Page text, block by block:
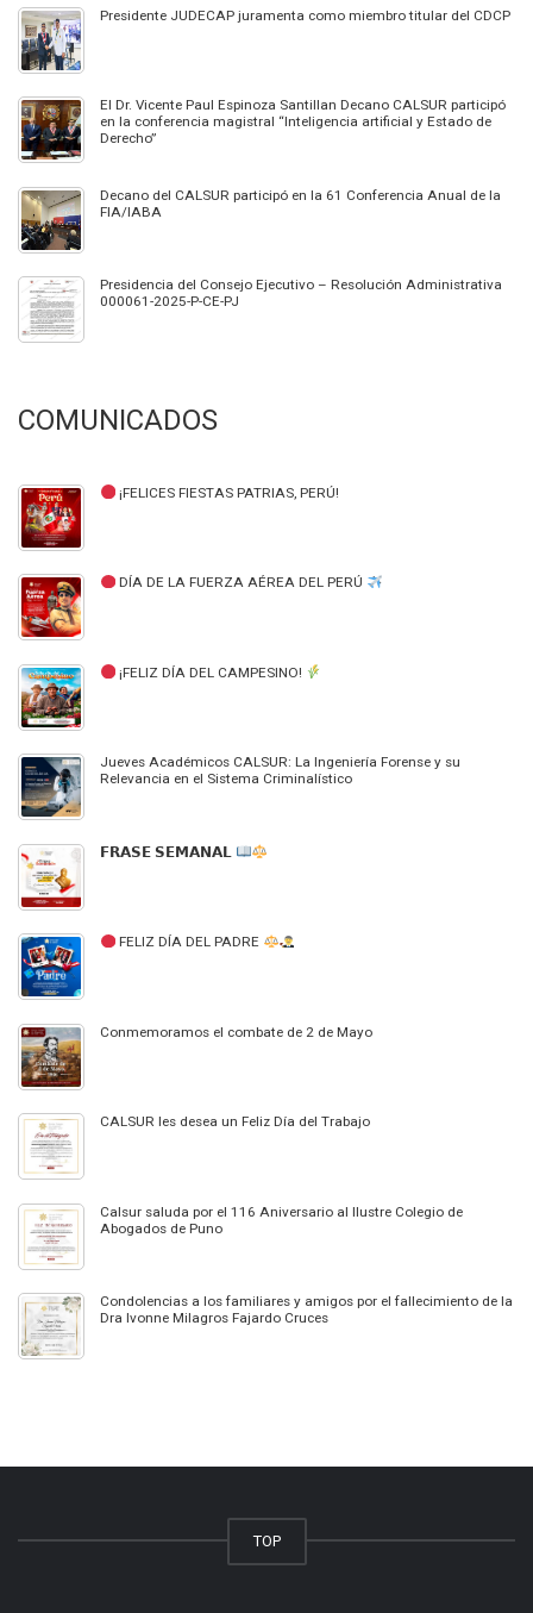
Presidente JUDECAP juramenta como miembro titular del CDCP
El Dr. Vicente Paul Espinoza Santillan Decano CALSUR participó
en la conferencia magistral “Inteligencia artificial y Estado de
Derecho”
Decano del CALSUR participó en la 61 Conferencia Anual de la
FIA/IABA
Presidencia del Consejo Ejecutivo – Resolución Administrativa
000061-2025-P-CE-PJ
COMUNICADOS
¡FELICES FIESTAS PATRIAS, PERÚ!
DÍA DE LA FUERZA AÉREA DEL PERÚ
¡FELIZ DÍA DEL CAMPESINO!
Jueves Académicos CALSUR: La Ingeniería Forense y su
Relevancia en el Sistema Criminalístico
𝗙𝗥𝗔𝗦𝗘 𝗦𝗘𝗠𝗔𝗡𝗔𝗟
FELIZ DÍA DEL PADRE
Conmemoramos el combate de 2 de Mayo
CALSUR les desea un Feliz Día del Trabajo
Calsur saluda por el 116 Aniversario al Ilustre Colegio de
Abogados de Puno
Condolencias a los familiares y amigos por el fallecimiento de la
Dra Ivonne Milagros Fajardo Cruces
TOP